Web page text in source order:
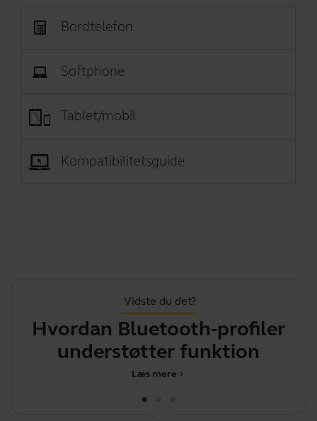
Bordtelefon
Softphone
Tablet/mobil
Kompatibilitetsguide
Vidste du det?
Hvordan Bluetooth-profiler
understøtter funktioner på d
chevron_right
Læs mere